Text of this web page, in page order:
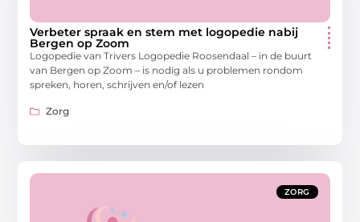
Verbeter spraak en stem met logopedie nabij
Bergen op Zoom
Logopedie van Trivers Logopedie Roosendaal – in de buurt
van Bergen op Zoom – is nodig als u problemen rondom
spreken, horen, schrijven en/of lezen
Zorg
ZORG